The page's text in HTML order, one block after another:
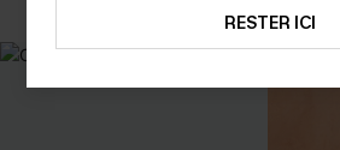
RESTER ICI